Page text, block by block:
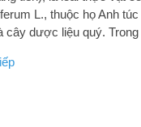
L., thuộc họ Anh
cây dược liệu quý.